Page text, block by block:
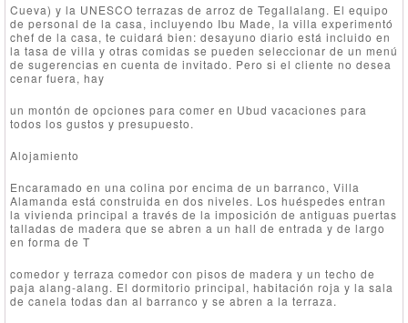
Cueva) y la UNESCO terrazas de arroz de Tegallalang. El equipo
de personal de la casa, incluyendo Ibu Made, la villa experimentó
chef de la casa, te cuidará bien: desayuno diario está incluido en
la tasa de villa y otras comidas se pueden seleccionar de un menú
de sugerencias en cuenta de invitado. Pero si el cliente no desea
cenar fuera, hay
un montón de opciones para comer en Ubud vacaciones para
todos los gustos y presupuesto.
Alojamiento
Encaramado en una colina por encima de un barranco, Villa
Alamanda está construida en dos niveles. Los huéspedes entran
la vivienda principal a través de la imposición de antiguas puertas
talladas de madera que se abren a un hall de entrada y de largo
en forma de T
comedor y terraza comedor con pisos de madera y un techo de
paja alang-alang. El dormitorio principal, habitación roja y la sala
de canela todas dan al barranco y se abren a la terraza.